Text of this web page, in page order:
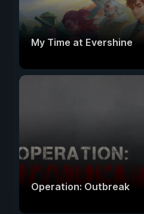
My Time at Evershine
Operation: Outbreak